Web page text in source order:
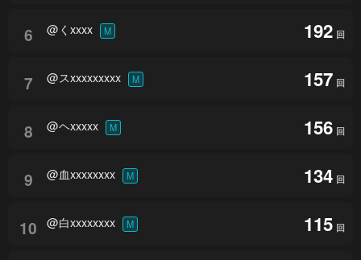
6 @くxxxx M 192 回
7 @スxxxxxxxxx M 157 回
8 @ヘxxxxx M 156 回
9 @血xxxxxxxx M 134 回
10 @白xxxxxxxx M 115 回